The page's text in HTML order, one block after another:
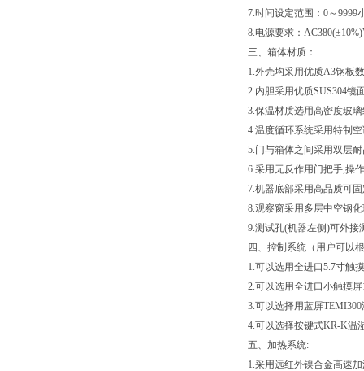
7.时间设定范围：0～9999
8.电源要求：
三、 箱体材质：
1.外壳均采用优质A3钢板
2.内胆采用优质SUS304镜
3.保温材质选用高密度玻
4.温度循环系统采用特制
5.门与箱体之间采用双层
6.采用无反作用门把手,操
7.机器底部采用高品质可
8.观察窗采用多层中空钢
9.测试孔(机器左侧)可外接
四、控制系统（用户可以
1.可以选用全进口5.7寸触
2.可以选用全进口小触摸
3.可以选择用蓝屏
4.可以选择按键式KR-K温
五、加热系统:
1.采用远红外镍合金高速